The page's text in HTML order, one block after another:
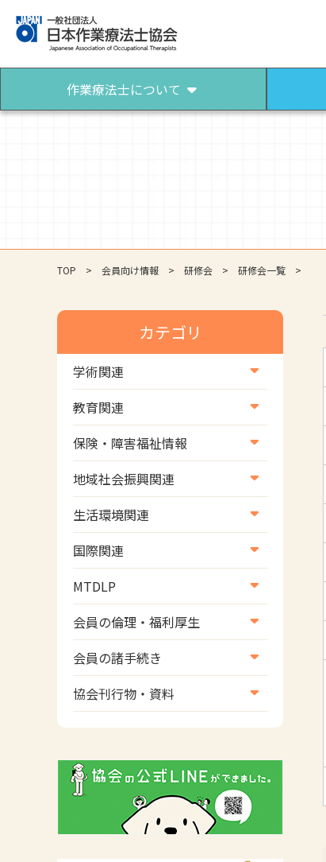
作業療法士について
パンフレット（作業療法）
TOP 会員向け情報 研修会 研修会一覧
カテゴリ
学術関連
学術・研究
学会
学術誌
教育関連
養成教育
生涯教育
研修会
協会認定資格試験・審査会情
報
保険・障害福祉情報
医療保険情報
介護保険情報
児童福祉・障害福祉情報
地域社会振興関連
地域社会振興部地域事業支援
課【認知症対策班】
地域社会振興部地域事業支援
課【地域包括ケア推進班】
地域社会振興部地域事業支援
課【運転と地域移動推進班】
スポーツ振興関連
災害対策関連
生活環境関連
生活環境・福祉用具支援
国際関連
国際関連
WFOT等海外関連情報
MTDLP
MTDLP室
会員の倫理・福利厚生
会員向け団体保険のご案内
女性相談窓口
倫理関連情報
会員の諸手続き
会員の諸手続き
協会刊行物・資料
広報活動について